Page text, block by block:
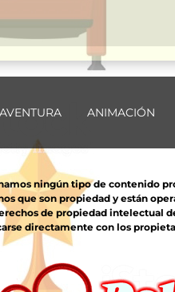
ANIMACIÓN
ningún tipo de contenido
que son propiedad y están
de propiedad intelectual
directamente con los